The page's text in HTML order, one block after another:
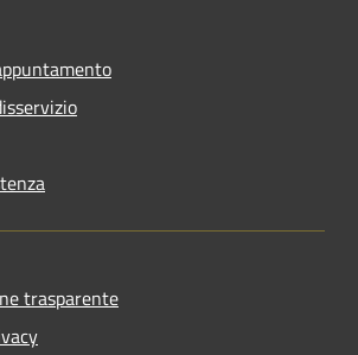
trasparente